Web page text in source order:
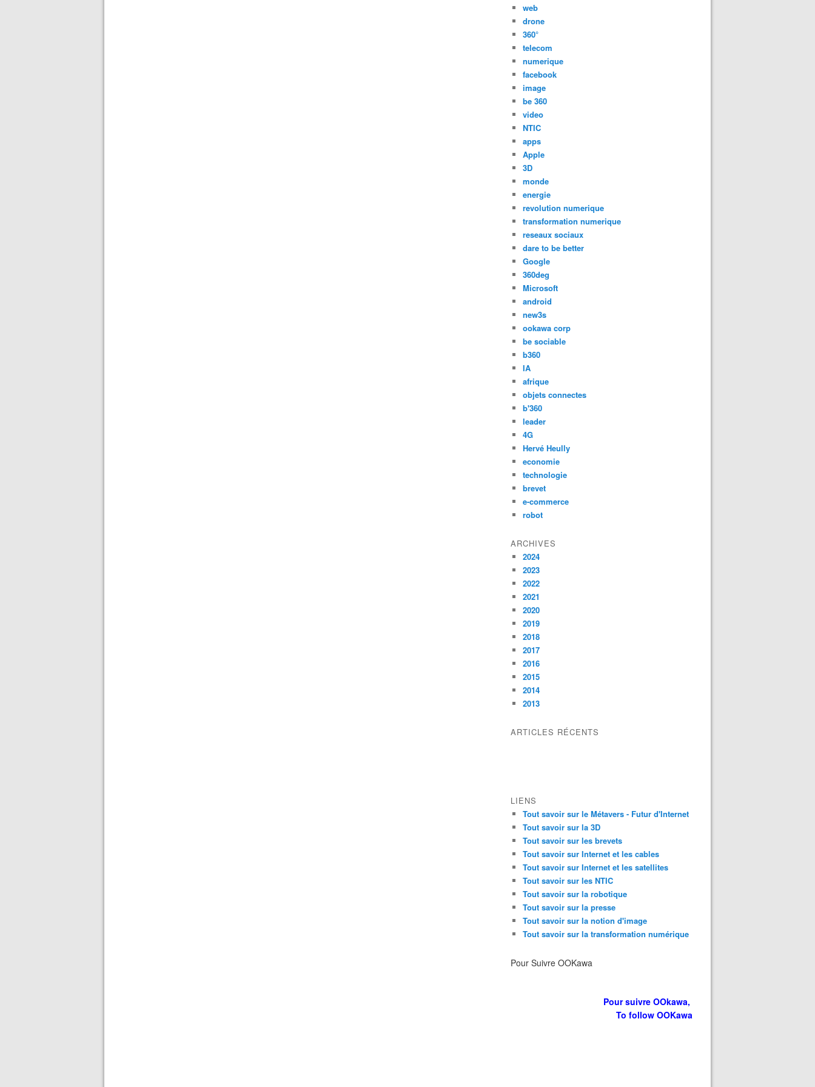
web
drone
360°
telecom
numerique
facebook
image
be 360
video
NTIC
apps
Apple
3D
monde
energie
revolution numerique
transformation numerique
reseaux sociaux
dare to be better
Google
360deg
Microsoft
android
new3s
ookawa corp
be sociable
b360
IA
afrique
objets connectes
b'360
leader
4G
Hervé Heully
economie
technologie
brevet
e-commerce
robot
ARCHIVES
2024
2023
2022
2021
2020
2019
2018
2017
2016
2015
2014
2013
ARTICLES RÉCENTS
LIENS
Tout savoir sur le Métavers - Futur d'Internet
Tout savoir sur la 3D
Tout savoir sur les brevets
Tout savoir sur Internet et les cables
Tout savoir sur Internet et les satellites
Tout savoir sur les NTIC
Tout savoir sur la robotique
Tout savoir sur la presse
Tout savoir sur la notion d'image
Tout savoir sur la transformation numérique
Pour Suivre OOKawa
Pour suivre OOkawa,
To follow OOKawa